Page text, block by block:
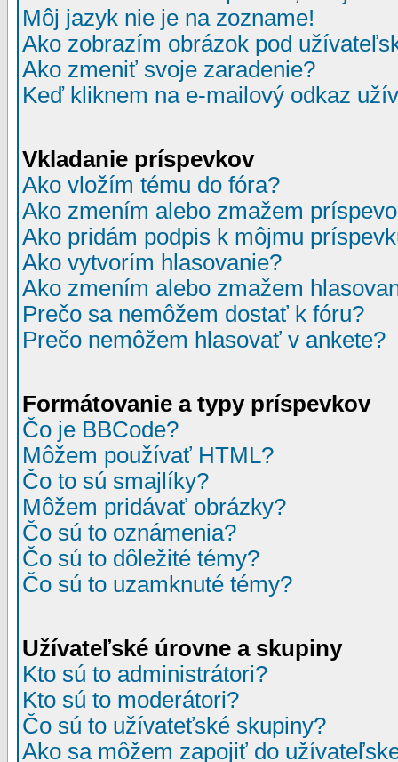
Môj jazyk nie je na zozname!
Ako zobrazím obrázok pod
Ako zmeniť svoje zaradenie?
Keď kliknem na e-mailový odkaz
Vkladanie príspevkov
Ako vložím tému do fóra?
Ako zmením alebo zmažem
Ako pridám podpis k môjmu
Ako vytvorím hlasovanie?
Ako zmením alebo zmažem
Prečo sa nemôžem dostať k fóru?
Prečo nemôžem hlasovať v ankete?
Formátovanie a typy príspevkov
Čo je BBCode?
Môžem používať HTML?
Čo to sú smajlíky?
Môžem pridávať obrázky?
Čo sú to oznámenia?
Čo sú to dôležité témy?
Čo sú to uzamknuté témy?
Užívateľské úrovne a skupiny
Kto sú to administrátori?
Kto sú to moderátori?
Čo sú to užívateťské skupiny?
Ako sa môžem zapojiť do